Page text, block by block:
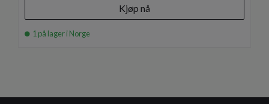
Kjøp nå
1 på lager i Norge